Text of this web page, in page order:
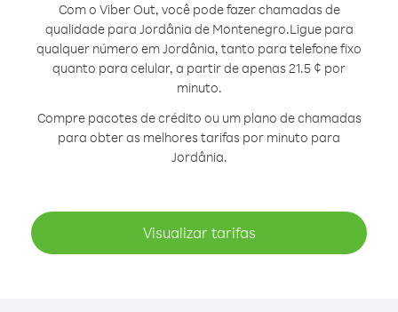
Com o Viber Out, você pode fazer chamadas de
qualidade para Jordânia de Montenegro.Ligue para
qualquer número em Jordânia, tanto para telefone fixo
quanto para celular, a partir de apenas 21.5 ¢ por
minuto.
Compre pacotes de crédito ou um plano de chamadas
para obter as melhores tarifas por minuto para
Jordânia.
Visualizar tarifas